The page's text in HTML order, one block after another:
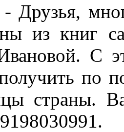
- Друзья,
из книг
С
по
страны.